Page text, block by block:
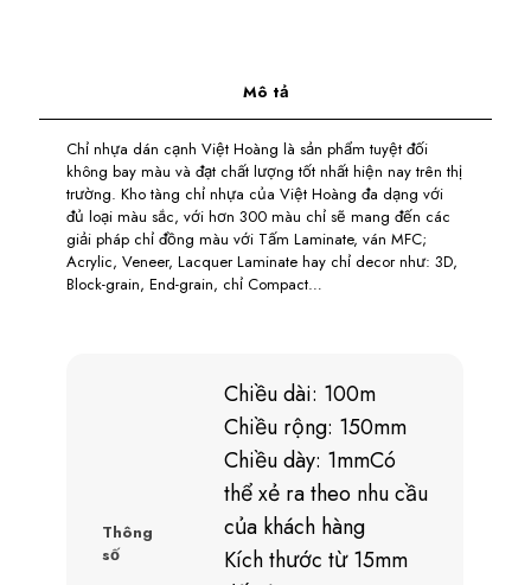
Mô tả
Chỉ nhựa dán cạnh Việt Hoàng là sản phẩm tuyệt đối
không bay màu và đạt chất lượng tốt nhất hiện nay trên thị
trường. Kho tàng chỉ nhựa của Việt Hoàng đa dạng với
đủ loại màu sắc, với hơn 300 màu chỉ sẽ mang đến các
giải pháp chỉ đồng màu với Tấm Laminate, ván MFC;
Acrylic, Veneer, Lacquer Laminate hay chỉ decor như: 3D,
Block-grain, End-grain, chỉ Compact…
Thông
số
Chiều dài: 100m
Chiều rộng: 150mm
Chiều dày: 1mmCó
thể xẻ ra theo nhu cầu
của khách hàng
Kích thước từ 15mm